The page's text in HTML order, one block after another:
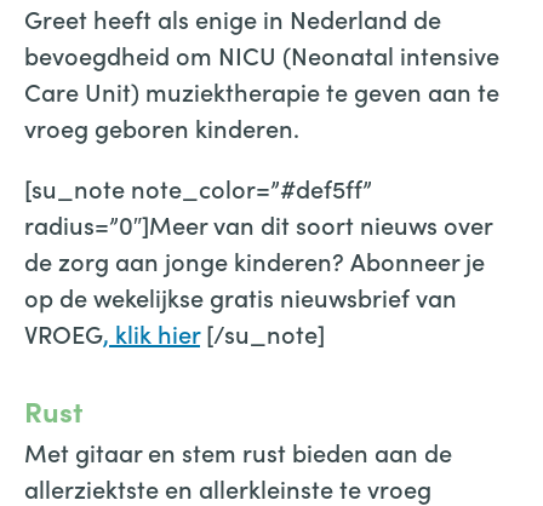
Greet heeft als enige in Nederland de
bevoegdheid om NICU (Neonatal intensive
Care Unit) muziektherapie te geven aan te
vroeg geboren kinderen.
[su_note note_color=”#def5ff”
radius=”0″]Meer van dit soort nieuws over
de zorg aan jonge kinderen? Abonneer je
op de wekelijkse gratis nieuwsbrief van
VROEG, klik hier[/su_note]
Rust
Met gitaar en stem rust bieden aan de
allerziektste en allerkleinste te vroeg